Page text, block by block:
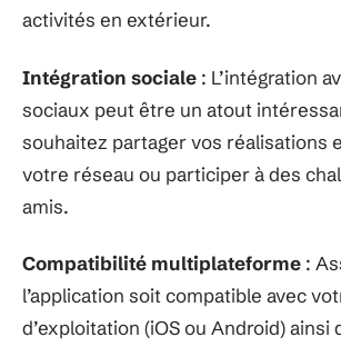
activités en extérieur.
Intégration sociale : L’intégration
sociaux peut être un atout
souhaitez partager vos réalisations
votre réseau ou participer à des
amis.
Compatibilité multiplateforme :
l’application soit compatible avec
d’exploitation (iOS ou Android) ainsi